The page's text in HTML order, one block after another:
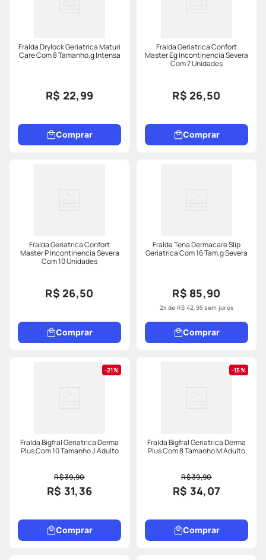
Fralda Drylock Geriatrica Maturi
Care Com 8 Tamanho.g Intensa
R$ 22,99
Comprar
Fralda Geriatrica Confort
Master Eg Incontinencia Severa
Com 7 Unidades
R$ 26,50
Comprar
Fralda Geriatrica Confort
Master P Incontinencia Severa
Com 10 Unidades
R$ 26,50
Comprar
Fralda Tena Dermacare Slip
Geriatrica Com 16 Tam.g Severa
R$ 85,90
2x de R$ 42,95sem juros
Comprar
21%
Fralda Bigfral Geriatrica Derma
Plus Com 10 Tamanho J Adulto
R$ 39,90
R$ 31,36
Comprar
15%
Fralda Bigfral Geriatrica Derma
Plus Com 8 Tamanho M Adulto
R$ 39,90
R$ 34,07
Comprar